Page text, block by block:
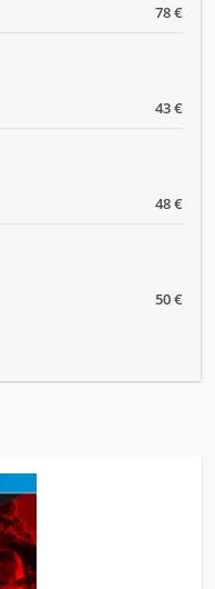
78 €
43 €
48 €
50 €